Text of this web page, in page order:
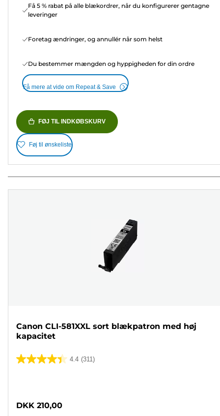
Få 5 % rabat på alle blækordrer, når du konfigurerer gentagne
leveringer
Foretag ændringer, og annullér når som helst
Du bestemmer mængden og hyppigheden for din ordre
Få mere at vide om Repeat & Save
FØJ TIL INDKØBSKURV
Føj til ønskeliste
Canon CLI-581XXL sort blækpatron med høj
kapacitet
4.4 (311)
4.4
stjerner.
DKK 210,00